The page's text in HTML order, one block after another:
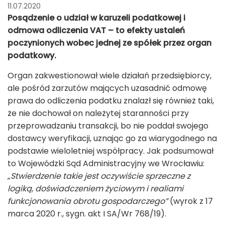
11.07.2020
Posądzenie o udział w karuzeli podatkowej i
odmowa odliczenia VAT – to efekty ustaleń
poczynionych wobec jednej ze spółek przez organ
podatkowy.
Organ zakwestionował wiele działań przedsiębiorcy,
ale pośród zarzutów mających uzasadnić odmowę
prawa do odliczenia podatku znalazł się również taki,
że nie dochował on należytej staranności przy
przeprowadzaniu transakcji, bo nie poddał swojego
dostawcy weryfikacji, uznając go za wiarygodnego na
podstawie wieloletniej współpracy. Jak podsumował
to Wojewódzki Sąd Administracyjny we Wrocławiu:
„Stwierdzenie takie jest oczywiście sprzeczne z
logiką, doświadczeniem życiowym i realiami
funkcjonowania obrotu gospodarczego”(wyrok z 17
marca 2020 r., sygn. akt I SA/Wr 768/19).